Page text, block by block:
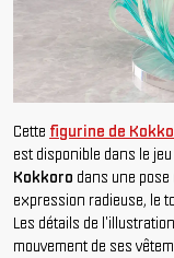
Cette figurine de
est disponible dans le jeu
Kokkoro dans une
expression radieuse, le
Les détails de
mouvement de ses